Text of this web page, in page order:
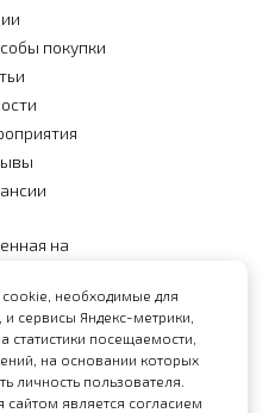
покупки
на
каких
офертой,
437 ГК РФ
данных
cookie, необходимые для
сервисы Яндекс-метрики,
статистики посещаемости,
на основании которых
личность пользователя.
является согласием